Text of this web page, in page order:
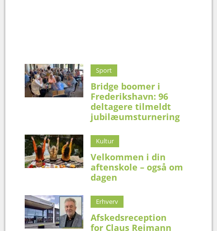
Sport
Bridge boomer i
Frederikshavn: 96
deltagere tilmeldt
jubilæumsturnering
Kultur
Velkommen i din
aftenskole – også om
dagen
Erhverv
Afskedsreception
for Claus Reimann